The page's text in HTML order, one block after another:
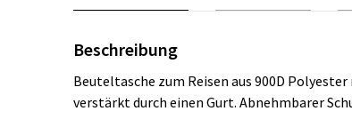
Beschreibung
Beuteltasche zum Reisen aus 900D
verstärkt durch einen Gurt. Abnehmbarer